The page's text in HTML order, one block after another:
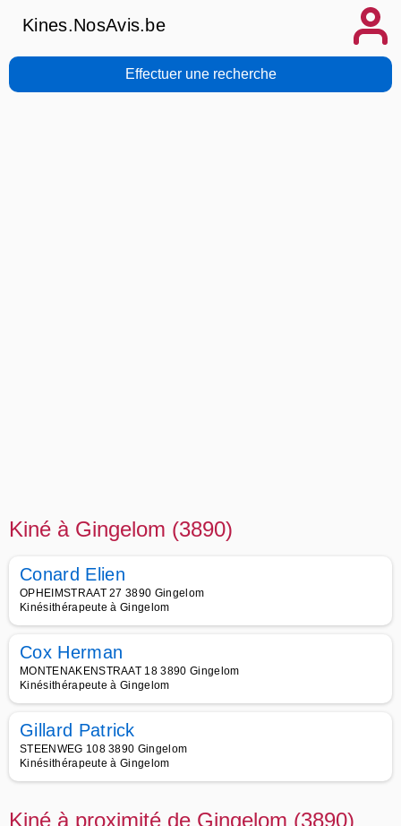
Kines.NosAvis.be
Effectuer une recherche
Kiné à Gingelom (3890)
Conard Elien
OPHEIMSTRAAT 27 3890 Gingelom
Kinésithérapeute à Gingelom
Cox Herman
MONTENAKENSTRAAT 18 3890 Gingelom
Kinésithérapeute à Gingelom
Gillard Patrick
STEENWEG 108 3890 Gingelom
Kinésithérapeute à Gingelom
Kiné à proximité de Gingelom (3890)